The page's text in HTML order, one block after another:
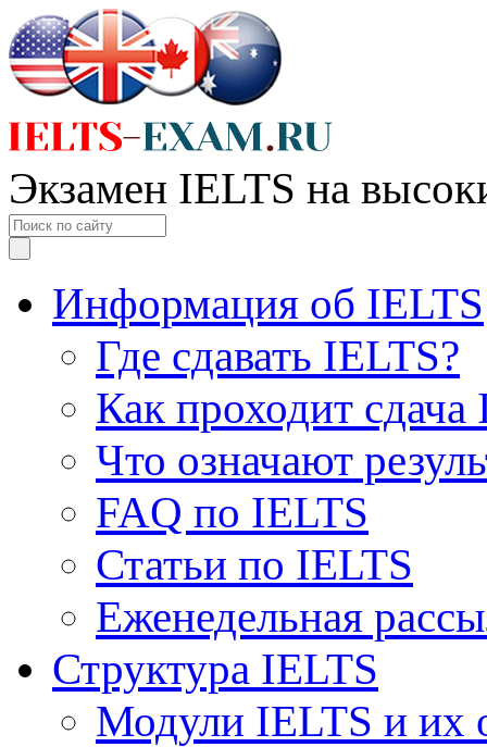
Экзамен IELTS на
Информация об IELTS
Где сдавать IELTS?
Как проходит сдача
Что означают
FAQ по IELTS
Статьи по IELTS
Еженедельная
Структура IELTS
Модули IELTS и их